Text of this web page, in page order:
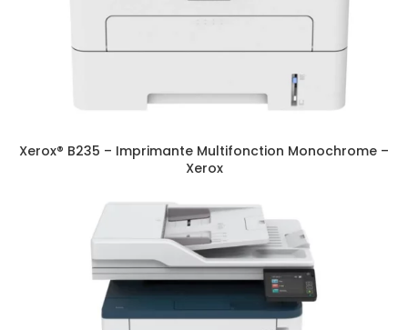
Xerox® B235 – Imprimante Multifonction Monochrome –
Xerox